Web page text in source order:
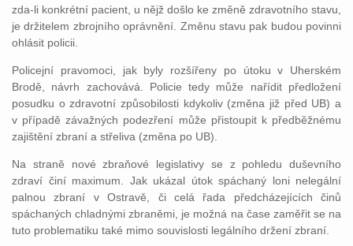
zda-li konkrétní pacient, u nějž došlo ke změně zdravotního stavu,
je držitelem zbrojního oprávnění. Změnu stavu pak budou povinni
ohlásit policii.
Policejní pravomoci, jak byly rozšířeny po útoku v Uherském
Brodě, návrh zachovává. Policie tedy může nařídit předložení
posudku o zdravotní způsobilosti kdykoliv (změna již před UB) a
v případě závažných podezření může přistoupit k předběžnému
zajištění zbraní a střeliva (změna po UB).
Na straně nové zbraňové legislativy se z pohledu duševního
zdraví činí maximum. Jak ukázal útok spáchaný loni nelegální
palnou zbraní v Ostravě, či celá řada předcházejících činů
spáchaných chladnými zbraněmi, je možná na čase zaměřit se na
tuto problematiku také mimo souvislosti legálního držení zbraní.